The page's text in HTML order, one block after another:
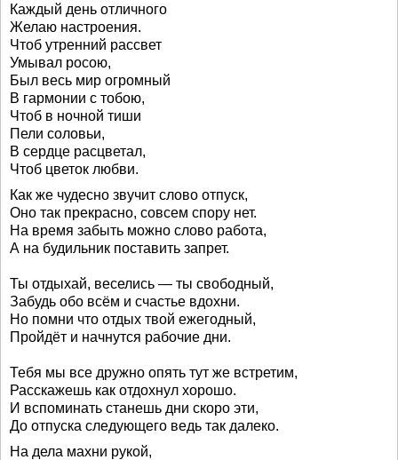
Каждый день отличного
Желаю настроения.
Чтоб утренний рассвет
Умывал росою,
Был весь мир огромный
В гармонии с тобою,
Чтоб в ночной тиши
Пели соловьи,
В сердце расцветал,
Чтоб цветок любви.
Как же чудесно звучит слово отпуск,
Оно так прекрасно, совсем спору нет.
На время забыть можно слово работа,
А на будильник поставить запрет.
Ты отдыхай, веселись — ты свободный,
Забудь обо всём и счастье вдохни.
Но помни что отдых твой ежегодный,
Пройдёт и начнутся рабочие дни.
Тебя мы все дружно опять тут же встретим,
Расскажешь как отдохнул хорошо.
И вспоминать станешь дни скоро эти,
До отпуска следующего ведь так далеко.
На дела махни рукой,